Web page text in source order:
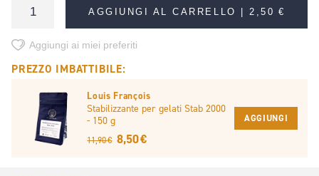
AGGIUNGI AL CARRELLO | 2,50 €
Aggiungi ai miei preferiti
PREZZO IMBATTIBILE:
Louis François
Stabilizzante per gelati Stab 2000
- 150 g
11,90 € 8,50 €
AGGIUNGI